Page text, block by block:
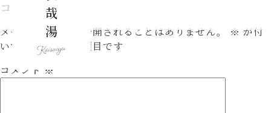
コメントを残す
メールアドレスが公開されることはありません。 ※ が付
いている欄は必須項目です
コメント ※